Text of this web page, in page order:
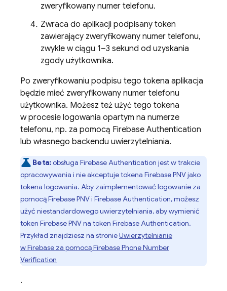
zweryfikowany numer telefonu.
Zwraca do aplikacji podpisany token
zawierający zweryfikowany numer telefonu,
zwykle w ciągu 1–3 sekund od uzyskania
zgody użytkownika.
Po zweryfikowaniu podpisu tego tokena aplikacja
będzie mieć zweryfikowany numer telefonu
użytkownika. Możesz też użyć tego tokena
w procesie logowania opartym na numerze
telefonu, np. za pomocą Firebase Authentication
lub własnego backendu uwierzytelniania.
Beta:obsługaFirebase Authentication jest w trakcie
opracowywania i nie akceptuje tokena Firebase PNVjako
tokena logowania. Aby zaimplementować logowanie za
pomocąFirebase PNVi Firebase Authentication, możesz
użyć niestandardowego uwierzytelniania, aby wymienić
token Firebase PNVna token Firebase Authentication.
Przykład znajdziesz na stronieUwierzytelnianie
w Firebase za pomocąFirebase Phone Number
Verification
.